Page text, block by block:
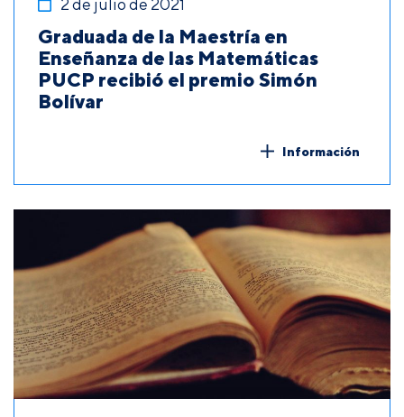
2 de julio de 2021
Graduada de la Maestría en
Enseñanza de las Matemáticas
PUCP recibió el premio Simón
Bolívar
Información